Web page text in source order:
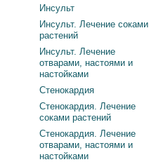
Инсульт
Инсульт. Лечение соками
растений
Инсульт. Лечение
отварами, настоями и
настойками
Стенокардия
Стенокардия. Лечение
соками растений
Стенокардия. Лечение
отварами, настоями и
настойками